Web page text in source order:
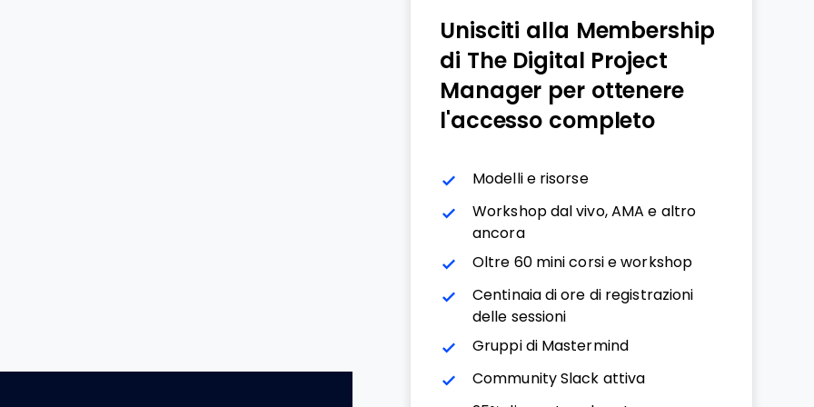
Unisciti alla Membership
di The Digital Project
Manager per ottenere
l'accesso completo
Modelli e risorse
Workshop dal vivo, AMA e altro
ancora
Oltre 60 mini corsi e workshop
Centinaia di ore di registrazioni
delle sessioni
Gruppi di Mastermind
Community Slack attiva